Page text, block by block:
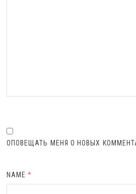
ОПОВЕЩАТЬ МЕНЯ О НОВЫХ
NAME*